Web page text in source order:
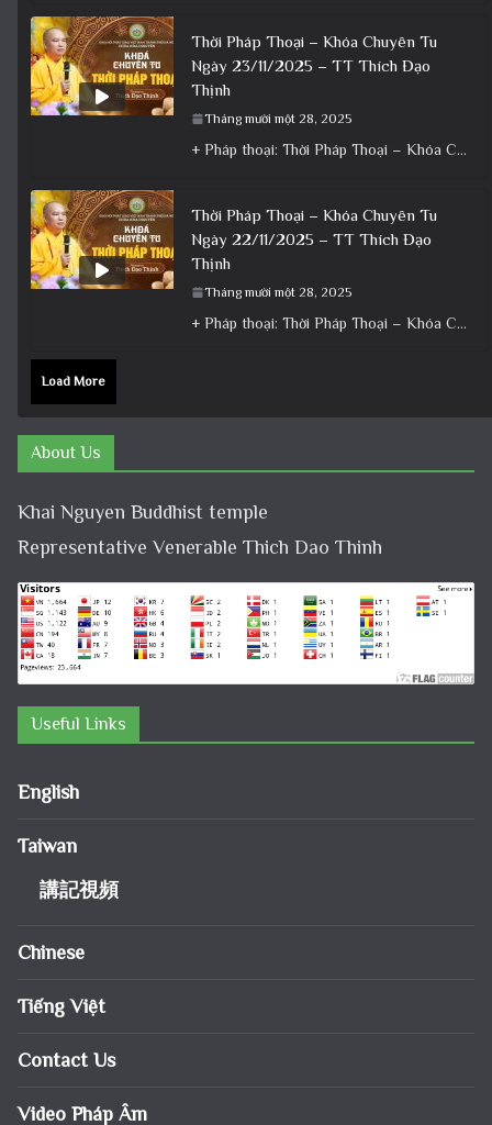
Thời Pháp Thoại – Khóa Chuyên Tu
Ngày 23/11/2025 – TT Thích Đạo
Thịnh
Tháng mười một 28, 2025
+ Pháp thoại: Thời Pháp Thoại – Khóa Chuyên Tu Ngày 23/11/2025 – TT Thích Đạo Thịnh + Album: Pháp
Thời Pháp Thoại – Khóa Chuyên Tu
Ngày 22/11/2025 – TT Thích Đạo
Thịnh
Tháng mười một 28, 2025
+ Pháp thoại: Thời Pháp Thoại – Khóa Chuyên Tu Ngày 22/11/2025 – TT Thích Đạo Thịnh + Album: Pháp
Load More
About Us
Khai Nguyen Buddhist temple
Representative Venerable Thich Dao Thinh
Useful Links
English
Taiwan
講記視頻
Chinese
Tiếng Việt
Contact Us
Video Pháp Âm